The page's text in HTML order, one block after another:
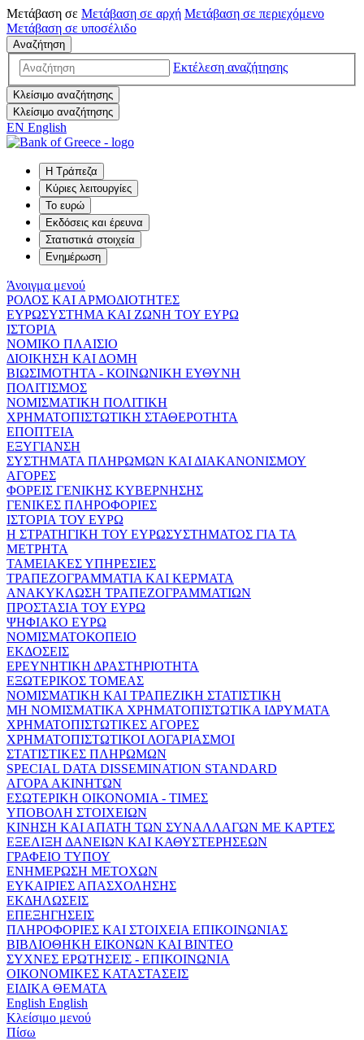
Μετάβαση σε Μετάβαση σε αρχή Μετάβαση σε περιεχόμενο
Μετάβαση σε υποσέλιδο
Αναζήτηση
Εκτέλεση αναζήτησης
Κλείσιμο αναζήτησης
Κλείσιμο αναζήτησης
EN English
Η Τράπεζα
Κύριες λειτουργίες
Το ευρώ
Εκδόσεις και έρευνα
Στατιστικά στοιχεία
Ενημέρωση
Άνοιγμα μενού
ΡΟΛΟΣ ΚΑΙ ΑΡΜΟΔΙΟΤΗΤΕΣ
ΕΥΡΩΣΥΣΤΗΜΑ ΚΑΙ ΖΩΝΗ ΤΟΥ ΕΥΡΩ
ΙΣΤΟΡΙΑ
ΝΟΜΙΚΟ ΠΛΑΙΣΙΟ
ΔΙΟΙΚΗΣΗ ΚΑΙ ΔΟΜΗ
ΒΙΩΣΙΜΟΤΗΤΑ - ΚΟΙΝΩΝΙΚΗ ΕΥΘΥΝΗ
ΠΟΛΙΤΙΣΜΟΣ
ΝΟΜΙΣΜΑΤΙΚΗ ΠΟΛΙΤΙΚΗ
ΧΡΗΜΑΤΟΠΙΣΤΩΤΙΚΗ ΣΤΑΘΕΡΟΤΗΤΑ
ΕΠΟΠΤΕΙΑ
ΕΞΥΓΙΑΝΣΗ
ΣΥΣΤΗΜΑΤΑ ΠΛΗΡΩΜΩΝ ΚΑΙ ΔΙΑΚΑΝΟΝΙΣΜΟΥ
ΑΓΟΡΕΣ
ΦΟΡΕΙΣ ΓΕΝΙΚΗΣ ΚΥΒΕΡΝΗΣΗΣ
ΓΕΝΙΚΕΣ ΠΛΗΡΟΦΟΡΙΕΣ
ΙΣΤΟΡΙΑ ΤΟΥ ΕΥΡΩ
Η ΣΤΡΑΤΗΓΙΚΗ ΤΟΥ ΕΥΡΩΣΥΣΤΗΜΑΤΟΣ ΓΙΑ ΤΑ
ΜΕΤΡΗΤΑ
ΤΑΜΕΙΑΚΕΣ ΥΠΗΡΕΣΙΕΣ
ΤΡΑΠΕΖΟΓΡΑΜΜΑΤΙΑ ΚΑΙ ΚΕΡΜΑΤΑ
ΑΝΑΚΥΚΛΩΣΗ ΤΡΑΠΕΖΟΓΡΑΜΜΑΤΙΩΝ
ΠΡΟΣΤΑΣΙΑ ΤΟΥ ΕΥΡΩ
ΨΗΦΙΑΚΟ ΕΥΡΩ
ΝΟΜΙΣΜΑΤΟΚΟΠΕΙΟ
ΕΚΔΟΣΕΙΣ
ΕΡΕΥΝΗΤΙΚΗ ΔΡΑΣΤΗΡΙΟΤΗΤΑ
ΕΞΩΤΕΡΙΚΟΣ ΤΟΜΕΑΣ
ΝΟΜΙΣΜΑΤΙΚΗ ΚΑΙ ΤΡΑΠΕΖΙΚΗ ΣΤΑΤΙΣΤΙΚΗ
ΜΗ ΝΟΜΙΣΜΑΤΙΚΑ ΧΡΗΜΑΤΟΠΙΣΤΩΤΙΚΑ ΙΔΡΥΜΑΤΑ
ΧΡΗΜΑΤΟΠΙΣΤΩΤΙΚΕΣ ΑΓΟΡΕΣ
ΧΡΗΜΑΤΟΠΙΣΤΩΤΙΚΟΙ ΛΟΓΑΡΙΑΣΜΟΙ
ΣΤΑΤΙΣΤΙΚΕΣ ΠΛΗΡΩΜΩΝ
SPECIAL DATA DISSEMINATION STANDARD
ΑΓΟΡΑ ΑΚΙΝΗΤΩΝ
ΕΣΩΤΕΡΙΚΗ ΟΙΚΟΝΟΜΙΑ - ΤΙΜΕΣ
ΥΠΟΒΟΛΗ ΣΤΟΙΧΕΙΩΝ
ΚΙΝΗΣΗ ΚΑΙ ΑΠΑΤΗ ΤΩΝ ΣΥΝΑΛΛΑΓΩΝ ΜΕ ΚΑΡΤΕΣ
ΕΞΕΛΙΞΗ ΔΑΝΕΙΩΝ ΚΑΙ ΚΑΘΥΣΤΕΡΗΣΕΩΝ
ΓΡΑΦΕΙΟ ΤΥΠΟΥ
ΕΝΗΜΕΡΩΣΗ ΜΕΤΟΧΩΝ
ΕΥΚΑΙΡΙΕΣ ΑΠΑΣΧΟΛΗΣΗΣ
ΕΚΔΗΛΩΣΕΙΣ
ΕΠΕΞΗΓΗΣΕΙΣ
ΠΛΗΡΟΦΟΡΙΕΣ ΚΑΙ ΣΤΟΙΧΕΙΑ ΕΠΙΚΟΙΝΩΝΙΑΣ
ΒΙΒΛΙΟΘΗΚΗ ΕΙΚΟΝΩΝ ΚΑΙ ΒΙΝΤΕΟ
ΣΥΧΝΕΣ ΕΡΩΤΗΣΕΙΣ - ΕΠΙΚΟΙΝΩΝΙΑ
ΟΙΚΟΝΟΜΙΚΕΣ ΚΑΤΑΣΤΑΣΕΙΣ
ΕΙΔΙΚΑ ΘΕΜΑΤΑ
English English
Κλείσιμο μενού
Πίσω